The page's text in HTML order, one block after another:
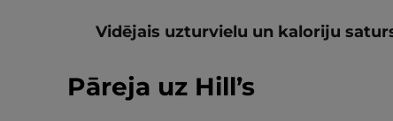
Vidējais uzturvielu un kaloriju
Pāreja uz Hill’s